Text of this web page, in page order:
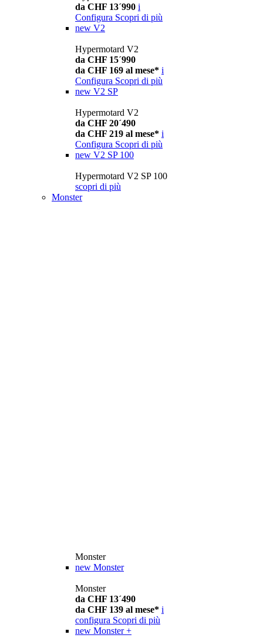
da CHF 13´990 i
Configura Scopri di più
new V2
Hypermotard V2
da CHF 15´990
da CHF 169 al mese* i
Configura Scopri di più
new V2 SP
Hypermotard V2
da CHF 20´490
da CHF 219 al mese* i
Configura Scopri di più
new V2 SP 100
Hypermotard V2 SP 100
scopri di più
Monster
Monster
new Monster
Monster
da CHF 13´490
da CHF 139 al mese* i
configura Scopri di più
new Monster +